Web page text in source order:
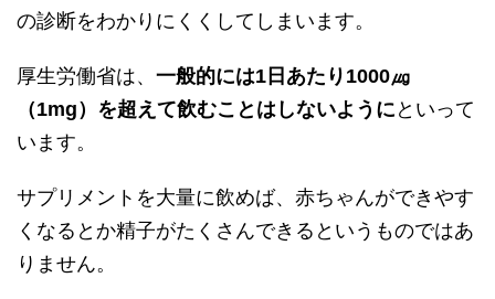
の診断をわかりにくくしてしまいます。
厚生労働省は、 一般的には1日あたり1000㎍
（1mg）を超えて飲むことはしないように といって
います。
サプリメントを大量に飲めば、赤ちゃんができやす
くなるとか精子がたくさんできるというものではあ
りません。